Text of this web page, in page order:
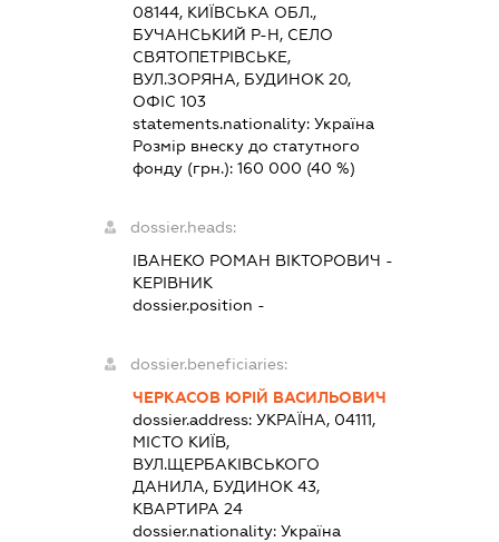
08144, КИЇВСЬКА ОБЛ.,
БУЧАНСЬКИЙ Р-Н, СЕЛО
СВЯТОПЕТРІВСЬКЕ,
ВУЛ.ЗОРЯНА, БУДИНОК 20,
ОФІС 103
statements.nationality:Україна
Розмір внеску до статутного
фонду (грн.):160 000 (40 %)
dossier.heads:
ІВАНЕКО РОМАН ВІКТОРОВИЧ -
КЕРІВНИК
dossier.position -
dossier.beneficiaries:
ЧЕРКАСОВ ЮРІЙ ВАСИЛЬОВИЧ
dossier.address:УКРАЇНА, 04111,
МІСТО КИЇВ,
ВУЛ.ЩЕРБАКІВСЬКОГО
ДАНИЛА, БУДИНОК 43,
КВАРТИРА 24
dossier.nationality:Україна